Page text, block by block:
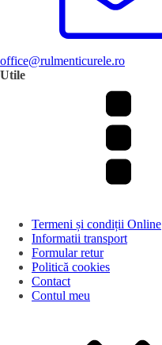
office@rulmenticurele.ro
Utile
Termeni și condiții Online
Informatii transport
Formular retur
Politică cookies
Contact
Contul meu